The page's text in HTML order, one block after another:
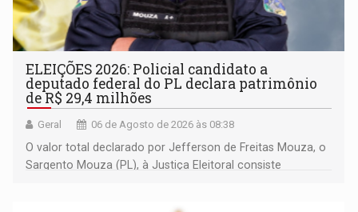
ELEIÇÕES 2026: Policial candidato a
deputado federal do PL declara patrimônio
de R$ 29,4 milhões
Geral 06 de Agosto de 2026 às 08:38
O valor total declarado por Jefferson de Freitas Mouza, o
Sargento Mouza (PL), à Justiça Eleitoral consiste